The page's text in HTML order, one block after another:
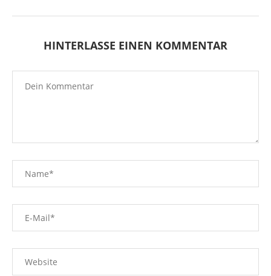
HINTERLASSE EINEN KOMMENTAR